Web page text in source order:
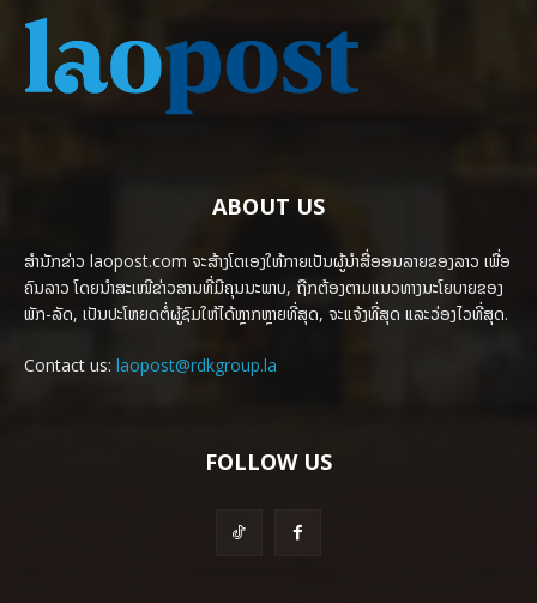
ABOUT US
ສຳນັກຂ່າວ laopost.com ຈະສ້າງໂຕເອງໃຫ້ກາຍເປັນຜູ້ນຳສື່ອອນລາຍຂອງລາວ ເພື່ອ
ຄົນລາວ ໂດຍນຳສະເໜີຂ່າວສານທີ່ມີຄຸນນະພາບ, ຖືກຕ້ອງຕາມແນວທາງນະໂຍບາຍຂອງ
ພັກ-ລັດ, ເປັນປະໂຫຍດຕໍ່ຜູ້ຊົມໃຫ້ໄດ້ຫຼາກຫຼາຍທີ່ສຸດ, ຈະແຈ້ງທີ່ສຸດ ແລະວ່ອງໄວທີ່ສຸດ.
Contact us: laopost@rdkgroup.la
FOLLOW US